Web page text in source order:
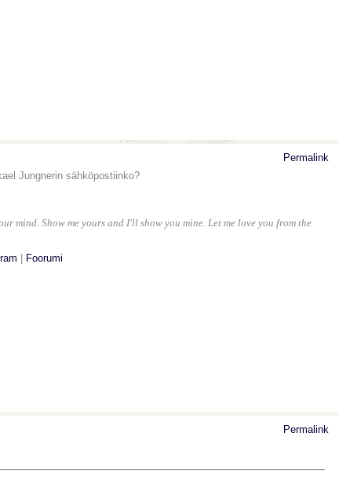
Permalink
Jungnerin sähköpostiinko?
mind. Show me yours and I'll show you mine. Let me love you from the
Foorumi
Permalink